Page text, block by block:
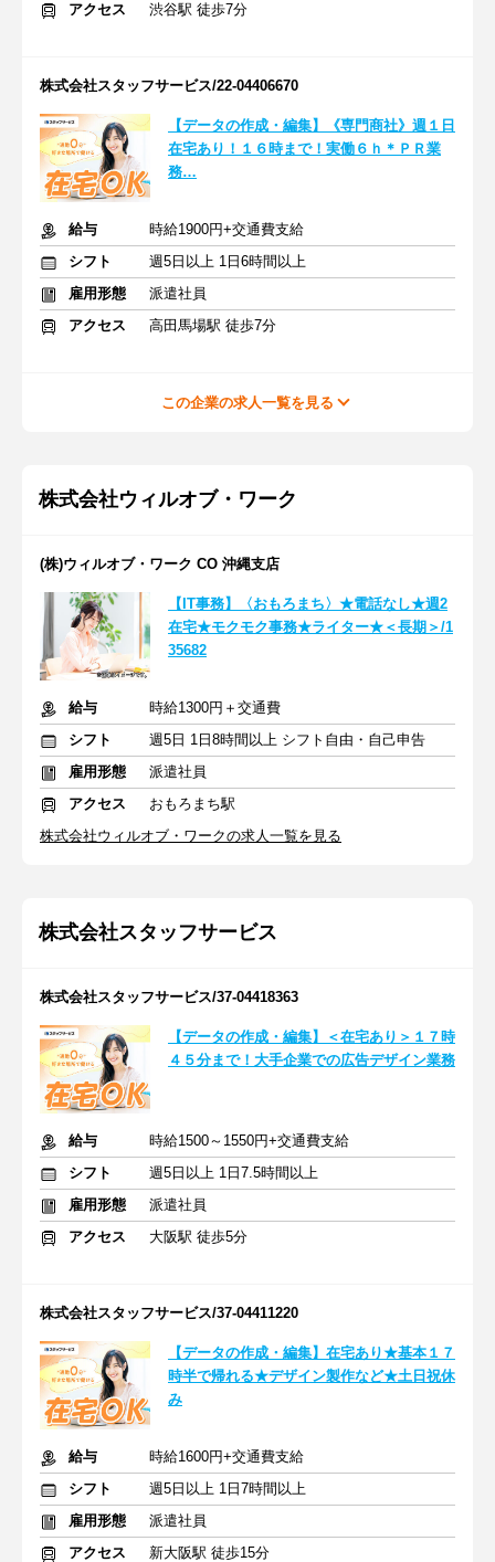
アクセス
渋谷駅 徒歩7分
株式会社スタッフサービス/22-04406670
【データの作成・編集】《専門商社》週１日
在宅あり！１６時まで！実働６ｈ＊ＰＲ業
務…
給与
時給1900円+交通費支給
シフト
週5日以上 1日6時間以上
雇用形態
派遣社員
アクセス
高田馬場駅 徒歩7分
この企業の求人一覧を見る
株式会社ウィルオブ・ワーク
(株)ウィルオブ・ワーク CO 沖縄支店
【IT事務】〈おもろまち〉★電話なし★週2
在宅★モクモク事務★ライター★＜長期＞/1
35682
給与
時給1300円＋交通費
シフト
週5日 1日8時間以上 シフト自由・自己申告
雇用形態
派遣社員
アクセス
おもろまち駅
株式会社ウィルオブ・ワークの求人一覧を見る
株式会社スタッフサービス
株式会社スタッフサービス/37-04418363
【データの作成・編集】＜在宅あり＞１７時
４５分まで！大手企業での広告デザイン業務
給与
時給1500～1550円+交通費支給
シフト
週5日以上 1日7.5時間以上
雇用形態
派遣社員
アクセス
大阪駅 徒歩5分
株式会社スタッフサービス/37-04411220
【データの作成・編集】在宅あり★基本１７
時半で帰れる★デザイン製作など★土日祝休
み
給与
時給1600円+交通費支給
シフト
週5日以上 1日7時間以上
雇用形態
派遣社員
アクセス
新大阪駅 徒歩15分